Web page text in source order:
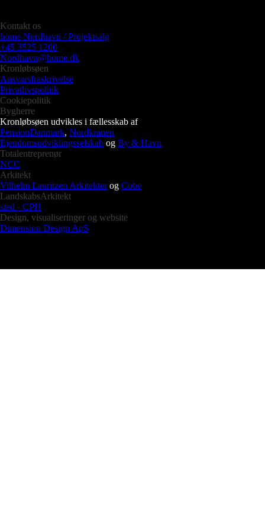
Kontakt os
home Nordhavn / Projektsalg
+45 3525 1200
Nordhavn@home.dk
Kronløbsøen
Ansvarsfraskrivelse
Privatlivspolitik
Cookiepolitik
Bygherre
Kronløbsøen udvikles i fællesskab af
PensionDanmark, Nordkranen
Ejendomsudviklingsselskab og By & Havn
Totalentreprenør
NCC
Arkitekt
Vilhelm Lauritzen Arkitekterog Cobe
LandskabsArkitekt
sted - CPH
Design, visualiseringer og website
Dimension Design ApS